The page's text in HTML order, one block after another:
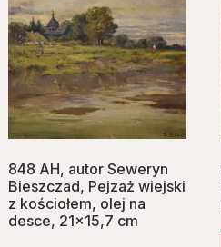
848 AH, autor Seweryn
Bieszczad, Pejzaż wiejski
z kościołem, olej na
desce, 21×15,7 cm